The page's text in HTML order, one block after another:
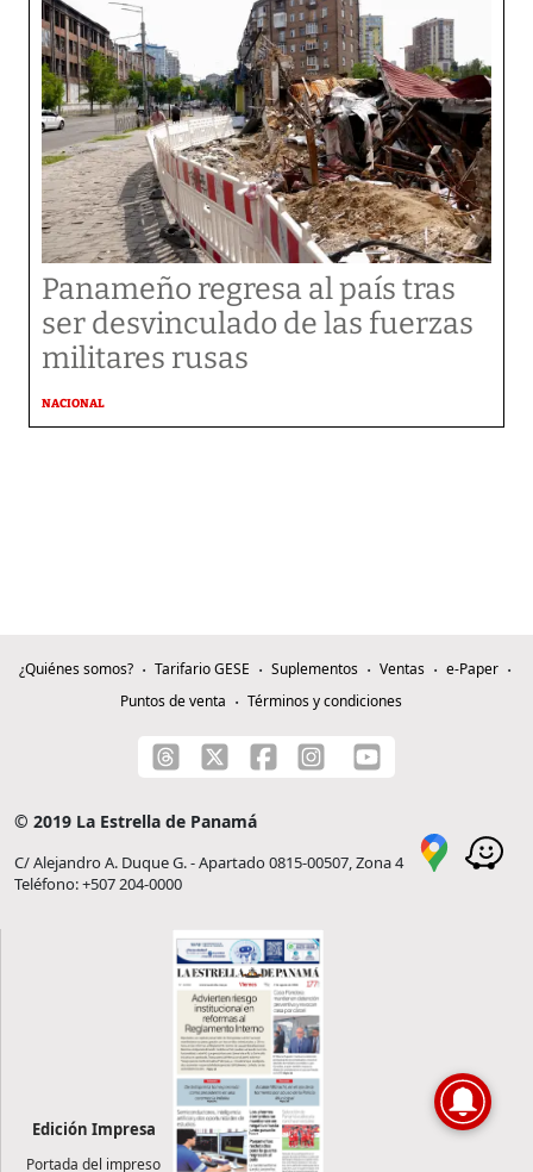
Panameño regresa al país tras
ser desvinculado de las fuerzas
militares rusas
NACIONAL
¿Quiénes somos? Tarifario GESE Suplementos Ventas
e-Paper
Puntos de venta
Términos y condiciones
© 2019 La Estrella de Panamá
C/ Alejandro A. Duque G. - Apartado 0815-00507, Zona 4
Teléfono: +507 204-0000
Edición Impresa
Portada del impreso